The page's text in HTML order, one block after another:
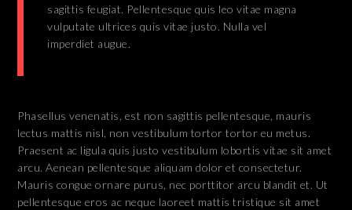
sagittis feugiat. Pellentesque quis leo vitae magna
vulputate ultrices quis vitae justo. Nulla vel
imperdiet augue.
Phasellus venenatis, est non sagittis pellentesque, mauris
lectus mattis nisl, non vestibulum tortor tortor eu metus.
Praesent ac ligula quis justo vestibulum lobortis vitae sit amet
arcu. Aenean pellentesque aliquam dolor et consectetur.
Mauris congue ornare purus, nec porttitor arcu blandit et. Ut
pellentesque eros ac neque laoreet mattis tristique sit amet